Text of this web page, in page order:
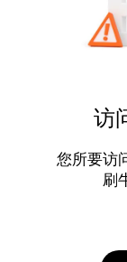
访
您所要访
刷